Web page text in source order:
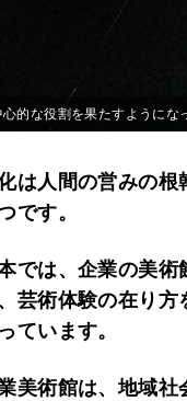
的な役割を果たすようにな
は人間の営みの根
です。
では、企業の美
芸術体験の在り
ています。
美術館は、地域社